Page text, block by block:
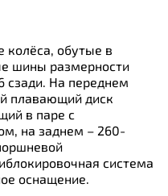
колёса, обутые в
шины размерности
сзади. На переднем
плавающий диск
в паре с
на заднем – 260-
система
оснащение.